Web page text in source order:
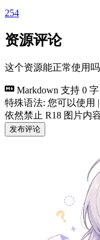
254
资源评论
这个资源能正常使用
Markdown 支持 0 字
特殊语法: 您可以使用
依然禁止 R18 图片内
发布评论